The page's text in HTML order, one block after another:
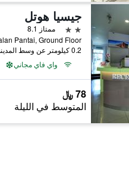
جيسيا هوتل
2 نجمتين
ممتاز 8.1
0.2 كيلومتر عن وسط المدينة
واي فاي مجاني
78 ﷼
المتوسط في الليلة